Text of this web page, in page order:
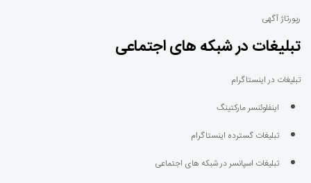
رپورتاژ آگهی
تبلیغات در شبکه های اجتماعی
تبلیغات در اینستاگرام
اینفلوئنسر مارکتینگ
تبلیغات گسترده اینستاگرام
تبلیغات اسپانسر در شبکه های اجتماعی